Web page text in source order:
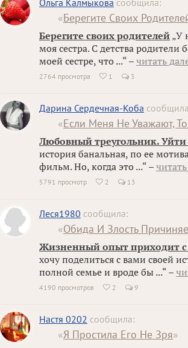
Ольга Калмыкова сообщила:
«Берегите Своих
Берегите своих родителей „У
моя сестра. С детства
моей сестре, что ...“ – читать
2764 просмотра  1 3
Дарина Сердечная-Коба
«Если Меня Не Уважают,
Любовный треугольник. Уйти
история банальная, по ее
фильм. Но, когда это ...“ –
5791 просмотр  2 13
Леся1980 сообщила:
«Обида И Злость
Жизненный опыт приходит с
хочу поделиться с вами своей
полной семье и вроде бы ...“ –
4190 просмотров  2 9
Настя 0202 сообщила:
«Я Простила Его Не Зря»